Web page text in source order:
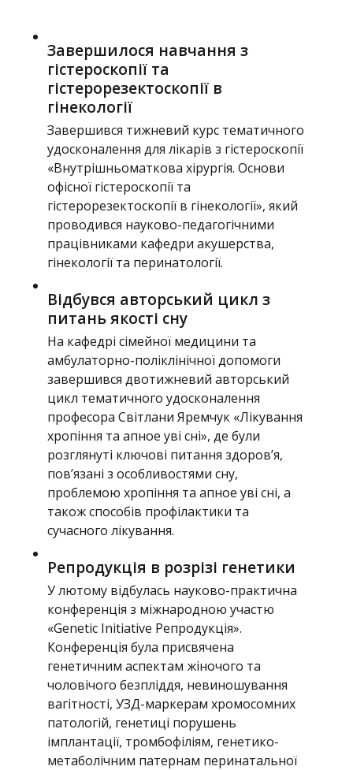
Новини
Завершилося навчання з
гістероскопії та
гістерорезектоскопії в
гінекології
Завершився тижневий курс тематичного
удосконалення для лікарів з гістероскопії
«Внутрішньоматкова хірургія. Основи
офісної гістероскопії та
гістерорезектоскопії в гінекології», який
проводився науково-педагогічними
працівниками кафедри акушерства,
гінекології та перинатології.
Відбувся авторський цикл з
питань якості сну
На кафедрі сімейної медицини та
амбулаторно-поліклінічної допомоги
завершився двотижневий авторський
цикл тематичного удосконалення
професора Світлани Яремчук «Лікування
хропіння та апное уві сні», де були
розглянуті ключові питання здоров’я,
пов’язані з особливостями сну,
проблемою хропіння та апное уві сні, а
також способів профілактики та
сучасного лікування.
Репродукція в розрізі генетики
У лютому відбулась науково-практична
конференція з міжнародною участю
«Genetic Initiative Репродукція».
Конференція була присвячена
генетичним аспектам жіночого та
чоловічого безпліддя, невиношування
вагітності, УЗД-маркерам хромосомних
патологій, генетиці порушень
імплантації, тромбофіліям, генетико-
метаболічним патернам перинатальної